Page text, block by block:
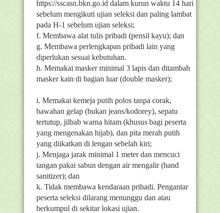
https://sscasn.bkn.go.id dalam kurun waktu 14 hari
sebelum mengikuti ujian seleksi dan paling lambat
pada H-1 sebelum ujian seleksi;
f. Membawa alat tulis pribadi (pensil kayu); dan
g. Membawa perlengkapan pribadi lain yang
diperlukan sesuai kebutuhan.
h. Memakai masker minimal 3 lapis dan ditambah
masker kain di bagian luar (double masker);
i. Memakai kemeja putih polos tanpa corak,
bawahan gelap (bukan jeans/kodorey), sepatu
tertutup, jilbab warna hitam (khusus bagi peserta
yang mengenakan hijab), dan pita merah putih
yang diikatkan di lengan sebelah kiri;
j. Menjaga jarak minimal 1 meter dan mencuci
tangan pakai sabun dengan air mengalir (hand
sanitizer); dan
k. Tidak membawa kendaraan pribadi. Pengantar
peserta seleksi dilarang menunggu dan atau
berkumpul di sekitar lokasi ujian.